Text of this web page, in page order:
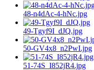
48-n4dAc-4-hNc.jpg
49-Tgyf9I_dJQ.jpg
50-GV4x8_n2PwI.jpg
51-74S_I852jR4.jpg